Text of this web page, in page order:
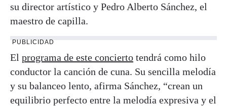
su director artístico y Pedro Alberto Sánchez, el
maestro de capilla.
PUBLICIDAD
El programa de este concierto tendrá como hilo
conductor la canción de cuna. Su sencilla melodía
y su balanceo lento, afirma Sánchez, “crean un
equilibrio perfecto entre la melodía expresiva y el